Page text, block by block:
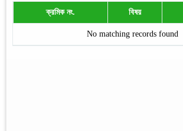
ক্রমিক নং. বিষয়
No matching records found